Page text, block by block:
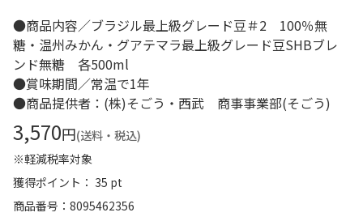
●商品内容／ブラジル最上級グレード豆＃2 100％無
糖・温州みかん・グアテマラ最上級グレード豆SHBブレ
ンド無糖 各500ml
●賞味期間／常温で1年
●商品提供者：(株)そごう・西武 商事事業部(そごう)
3,570円(送料・税込)
※軽減税率対象
獲得ポイント： 35 pt
商品番号
8095462356